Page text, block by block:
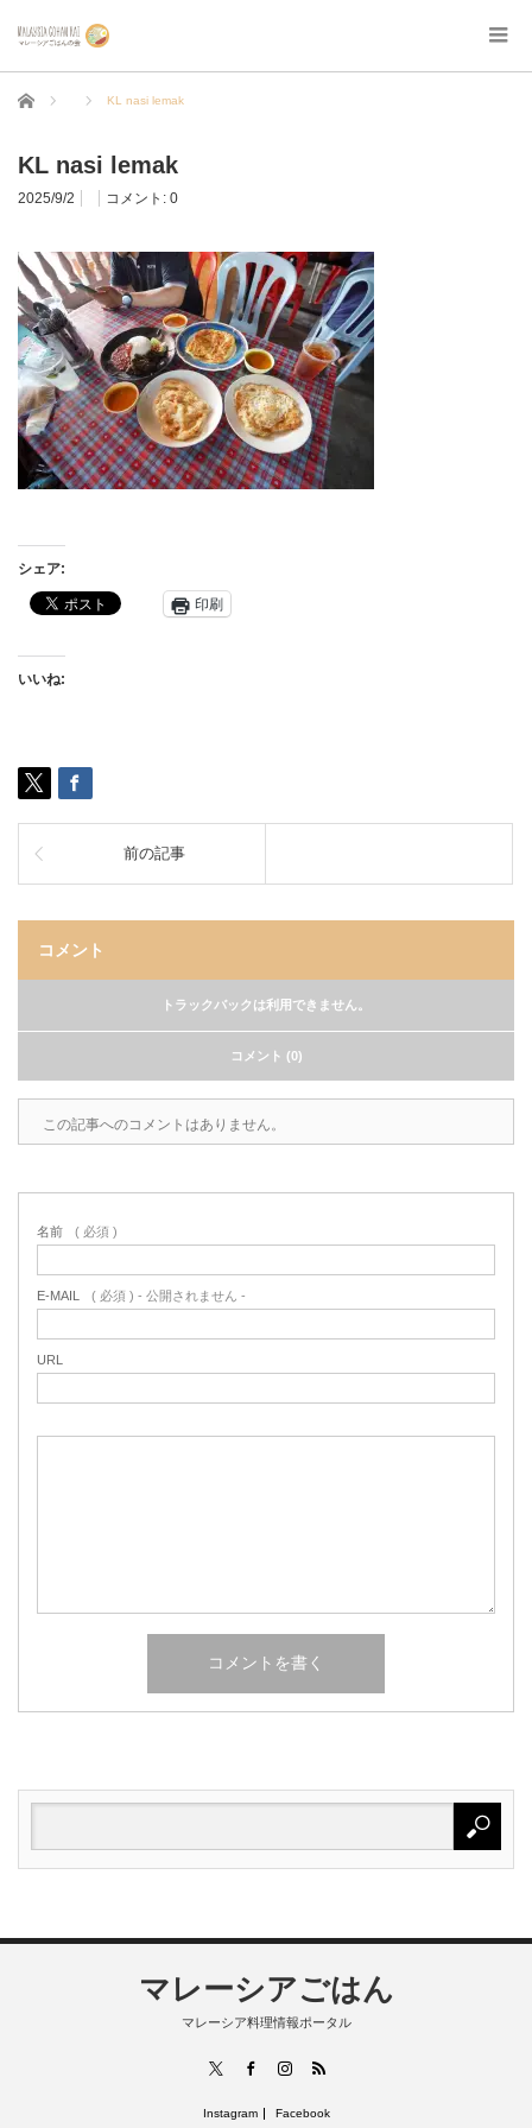
ホーム KL nasi lemak
KL nasi lemak
2025/9/2 コメント: 0
シェア:
印刷
いいね:
前の記事
コメント
トラックバックは利用できません。
コメント (0)
この記事へのコメントはありません。
名前 ( 必須 )
E-MAIL ( 必須 ) - 公開されません -
URL
マレーシアごはん
マレーシア料理情報ポータル
FacebookInstagram
RSS
Instagram Facebook